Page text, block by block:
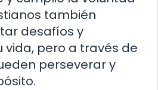
también
desafíos y
vida, pero a través de
perseverar y